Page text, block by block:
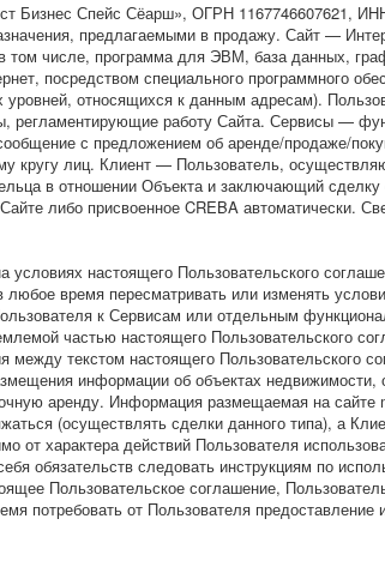
Спейс Сёарш», ОГРН 1167746607621,
предлагаемыми в продажу. Сайт —
том числе, программа для ЭВМ, база данных,
посредством специального программного
относящихся к данным адресам).
регламентирующие работу Сайта. Сервисы —
с предложением об аренде/продаже/
лиц. Клиент — Пользователь,
в отношении Объекта и заключающий
либо присвоенное CREBA
настоящего Пользовательского
время пересматривать или изменять
к Сервисам или отдельным
частью настоящего Пользовательского
текстом настоящего
информации об объектах недвижимости,
аренду. Информация размещаемая на
(осуществлять сделки данного типа), а
характера действий Пользователя
обязательств следовать инструкциям по
Пользовательское соглашение,
потребовать от Пользователя